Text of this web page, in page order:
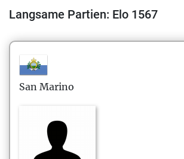
Langsame Partien: Elo 1567
San Marino